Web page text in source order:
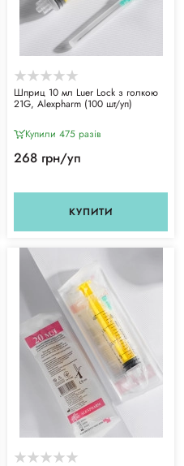
Шприц 10 мл Luer Lock з голкою
21G, Alexpharm (100 шт/уп)
Купили 475 разiв
268 грн/уп
КУПИТИ